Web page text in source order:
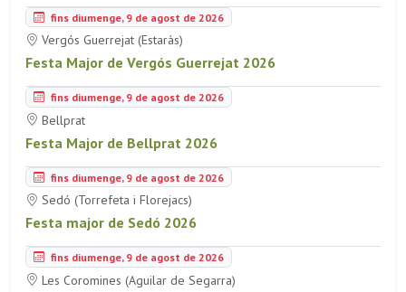
fins diumenge, 9 de agost de 2026
Vergós Guerrejat (Estaràs)
Festa Major de Vergós Guerrejat 2026
fins diumenge, 9 de agost de 2026
Bellprat
Festa Major de Bellprat 2026
fins diumenge, 9 de agost de 2026
Sedó (Torrefeta i Florejacs)
Festa major de Sedó 2026
fins diumenge, 9 de agost de 2026
Les Coromines (Aguilar de Segarra)